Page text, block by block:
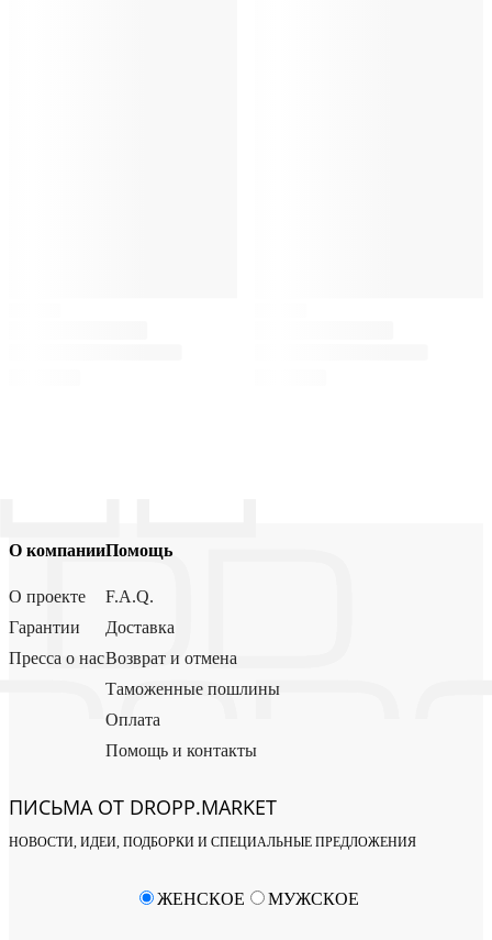
О компании
О проекте
Гарантии
Пресса о нас
Помощь
F.A.Q.
Доставка
Возврат и отмена
Таможенные пошлины
Оплата
Помощь и контакты
ПИСЬМА ОТ DROPP.MARKET
НОВОСТИ, ИДЕИ, ПОДБОРКИ И СПЕЦИАЛЬНЫЕ ПРЕДЛОЖЕНИЯ
ЖЕНСКОЕ МУЖСКОЕ